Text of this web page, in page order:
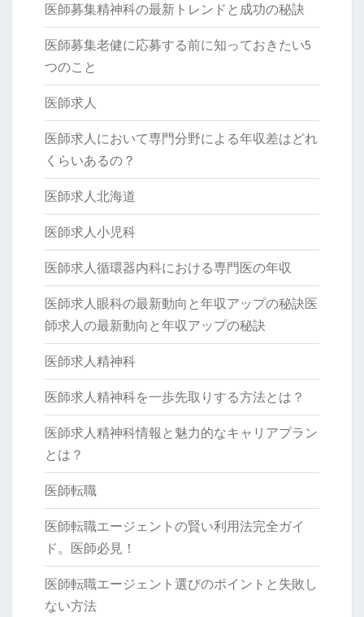
医師募集精神科の最新トレンドと成功の秘訣
医師募集老健に応募する前に知っておきたい5
つのこと
医師求人
医師求人において専門分野による年収差はどれ
くらいあるの？
医師求人北海道
医師求人小児科
医師求人循環器内科における専門医の年収
医師求人眼科の最新動向と年収アップの秘訣医
師求人の最新動向と年収アップの秘訣
医師求人精神科
医師求人精神科を一歩先取りする方法とは？
医師求人精神科情報と魅力的なキャリアプラン
とは？
医師転職
医師転職エージェントの賢い利用法完全ガイ
ド。医師必見！
医師転職エージェント選びのポイントと失敗し
ない方法